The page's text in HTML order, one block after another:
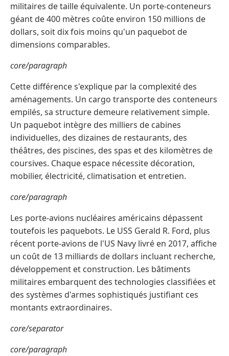
militaires de taille équivalente. Un porte-conteneurs
géant de 400 mètres coûte environ 150 millions de
dollars, soit dix fois moins qu'un paquebot de
dimensions comparables.
core/paragraph
Cette différence s'explique par la complexité des
aménagements. Un cargo transporte des conteneurs
empilés, sa structure demeure relativement simple.
Un paquebot intègre des milliers de cabines
individuelles, des dizaines de restaurants, des
théâtres, des piscines, des spas et des kilomètres de
coursives. Chaque espace nécessite décoration,
mobilier, électricité, climatisation et entretien.
core/paragraph
Les porte-avions nucléaires américains dépassent
toutefois les paquebots. Le USS Gerald R. Ford, plus
récent porte-avions de l'US Navy livré en 2017, affiche
un coût de 13 milliards de dollars incluant recherche,
développement et construction. Les bâtiments
militaires embarquent des technologies classifiées et
des systèmes d'armes sophistiqués justifiant ces
montants extraordinaires.
core/separator
core/paragraph